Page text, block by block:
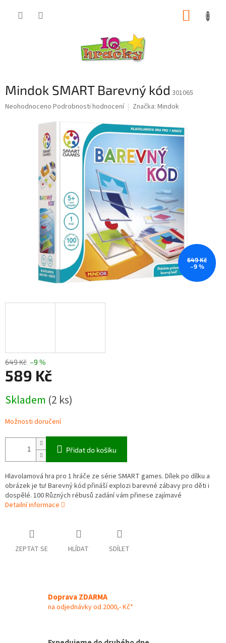
Mindok SMART Barevný kód 301065
Průměrné
Neohodnoceno Podrobnosti hodnocení Značka: Mindok
649 Kč
–9 %
649 Kč –9 %
589 Kč
cena:
Skladem (2 ks)
Možnosti doručení
Přidat do košíku
Hlavolamová hra pro 1 hráče ze série SMART games. Dílek po dílku a
obrázek je tu! Barevný kód přináší explozi barevné zábavy pro děti i
dospělé. 100 Různých rébusů zadání vám přinese zajímavé
Detailní informace
ZEPTAT SE HLÍDAT SDÍLET
Doprava ZDARMA
na odjednávky od 2000,- Kč*